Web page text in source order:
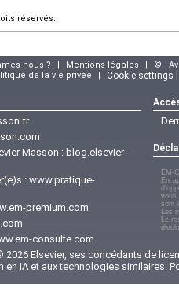
réservés.
nous ? | Mentions légales |
© -
de la vie privée | Cookie settings
Masson : blog.elsevier-
: www.pratique-
premium.com
consulte.com
EM-
En
vous
sont
Les
Le
Elsevier, ses concédants de
IA et aux technologies similaires.